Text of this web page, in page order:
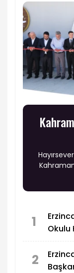
1
Okulu
2